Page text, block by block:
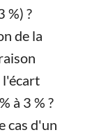
%) ?
de la
à 3 % ?
cas d'un